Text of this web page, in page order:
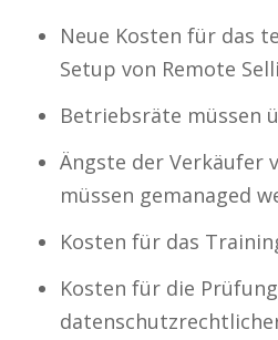
Neue Kosten für das
Setup von Remote
Betriebsräte müssen
Ängste der Verkäufer
müssen gemanaged
Kosten für das
Kosten für die Prüfung